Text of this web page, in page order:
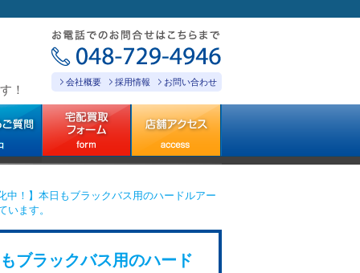
！
会社概要 採用情報 お問い合わせ
中！】本日もブラックバス用のハードルアー
ます。
ブラックバス用のハード